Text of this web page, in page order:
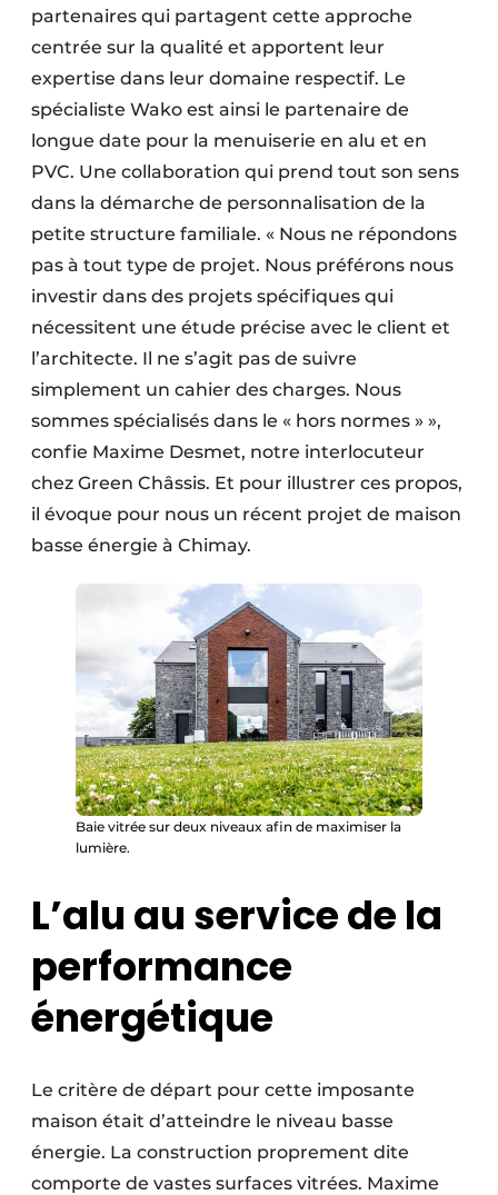
partenaires qui partagent cette approche
centrée sur la qualité et apportent leur
expertise dans leur domaine respectif. Le
spécialiste Wako est ainsi le partenaire de
longue date pour la menuiserie en alu et en
PVC. Une collaboration qui prend tout son sens
dans la démarche de personnalisation de la
petite structure familiale. « Nous ne répondons
pas à tout type de projet. Nous préférons nous
investir dans des projets spécifiques qui
nécessitent une étude précise avec le client et
l’architecte. Il ne s’agit pas de suivre
simplement un cahier des charges. Nous
sommes spécialisés dans le « hors normes » »,
confie Maxime Desmet, notre interlocuteur
chez Green Châssis. Et pour illustrer ces propos,
il évoque pour nous un récent projet de maison
basse énergie à Chimay.
Baie vitrée sur deux niveaux afin de maximiser la
lumière.
L’alu au service de la
performance
énergétique
Le critère de départ pour cette imposante
maison était d’atteindre le niveau basse
énergie. La construction proprement dite
comporte de vastes surfaces vitrées. Maxime